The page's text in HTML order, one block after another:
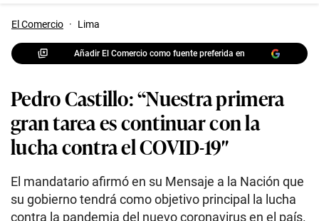
El Comercio · Lima
Añadir El Comercio como fuente preferida en
Pedro Castillo: “Nuestra primera
gran tarea es continuar con la
lucha contra el COVID-19″
El mandatario afirmó en su Mensaje a la Nación que
su gobierno tendrá como objetivo principal la lucha
contra la pandemia del nuevo coronavirus en el país.